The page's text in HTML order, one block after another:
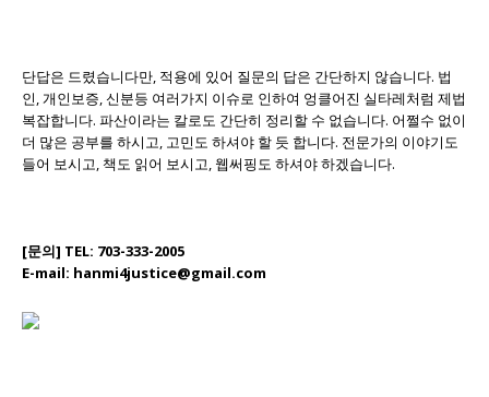
단답은 드렸습니다만, 적용에 있어 질문의 답은 간단하지 않습니다. 법
인, 개인보증, 신분등 여러가지 이슈로 인하여 엉클어진 실타레처럼 제법
복잡합니다. 파산이라는 칼로도 간단히 정리할 수 없습니다. 어쩔수 없이
더 많은 공부를 하시고, 고민도 하셔야 할 듯 합니다. 전문가의 이야기도
들어 보시고, 책도 읽어 보시고, 웹써핑도 하셔야 하겠습니다.
[문의] TEL: 703-333-2005
E-mail: hanmi4justice@gmail.com